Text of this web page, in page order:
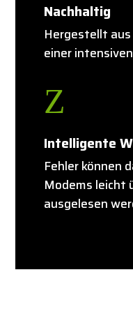
Nachhaltig
Hergestellt
einer
Z
Intelligente
Fehler können
Modems leicht
ausgelesen